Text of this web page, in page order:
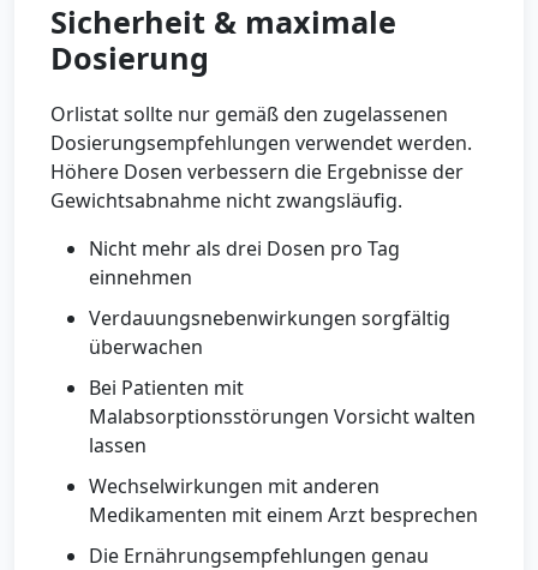
Sicherheit & maximale
Dosierung
Orlistat sollte nur gemäß den zugelassenen
Dosierungsempfehlungen verwendet werden.
Höhere Dosen verbessern die Ergebnisse der
Gewichtsabnahme nicht zwangsläufig.
Nicht mehr als drei Dosen pro Tag
einnehmen
Verdauungsnebenwirkungen sorgfältig
überwachen
Bei Patienten mit
Malabsorptionsstörungen Vorsicht walten
lassen
Wechselwirkungen mit anderen
Medikamenten mit einem Arzt besprechen
Die Ernährungsempfehlungen genau